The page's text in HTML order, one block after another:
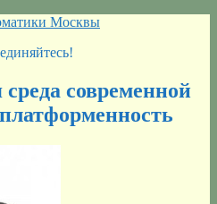
Москвы
современной